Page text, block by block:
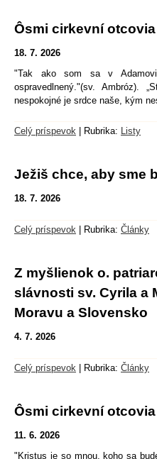
Ôsmi cirkevní
18. 7. 2026
"Tak ako som sa v
ospravedlnený."(sv. Ambróz).
nespokojné je srdce naše, kým
Celý príspevok Rubrika: Listy
Ježiš chce, aby sme
18. 7. 2026
Celý príspevok Rubrika: Články
Z myšlienok o.
slávnosti sv. Cyrila a
Moravu a Slovensko
4. 7. 2026
Celý príspevok Rubrika: Články
Ôsmi cirkevní
11. 6. 2026
"Kristus je so mnou, koho sa